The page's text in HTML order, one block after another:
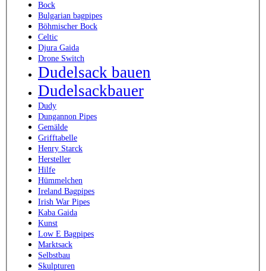
Bock
Bulgarian bagpipes
Böhmischer Bock
Celtic
Djura Gaida
Drone Switch
Dudelsack bauen
Dudelsackbauer
Dudy
Dungannon Pipes
Gemälde
Grifftabelle
Henry Starck
Hersteller
Hilfe
Hümmelchen
Ireland Bagpipes
Irish War Pipes
Kaba Gaida
Kunst
Low E Bagpipes
Marktsack
Selbstbau
Skulpturen